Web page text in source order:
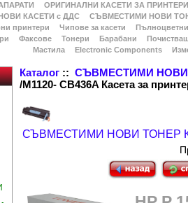
ОРИГИНАЛНИ КАСЕТИ ЗА
КАСЕТИ с ДДС
СЪВМЕСТИМИ НОВИ
принтери
Чипове за касети
Факсове Тонери Барабани
Мастила
Electronic Components
Каталог ::СЪВМЕСТИМИ НОВИ
/M1120- CB436A Касета за
СЪВМЕСТИМИ НОВИ ТОНЕР